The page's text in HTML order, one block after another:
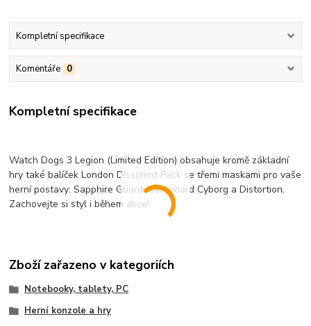
Kompletní specifikace
Komentáře 0
Kompletní specifikace
Watch Dogs 3 Legion (Limited Edition) obsahuje kromě základní
hry také balíček London Dissident Pack se třemi maskami pro vaše
herní postavy: Sapphire Guard, Cardboard Cyborg a Distortion.
Zachovejte si styl i během akce!
Zboží zařazeno v kategoriích
Notebooky, tablety, PC
Herní konzole a hry